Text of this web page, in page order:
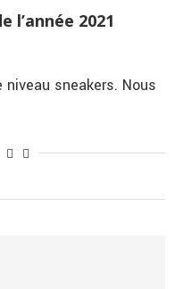
l’année 2021
sneakers. Nous